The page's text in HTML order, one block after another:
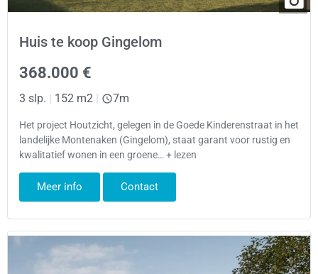
Huis te koop Gingelom
368.000 €
3 slp. 152 m2 7m
Het project Houtzicht, gelegen in de Goede Kinderenstraat in het
landelijke Montenaken (Gingelom), staat garant voor rustig en
kwalitatief wonen in een groene… + lezen
Meer info Contact